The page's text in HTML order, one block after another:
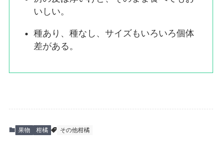
いしい。
種あり、種なし、サイズもいろいろ個体
差がある。
果物 柑橘 その他柑橘